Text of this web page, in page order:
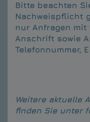
Bitte beachten
Nachweispflicht
nur Anfragen mit
Anschrift sowie
Telefonnummer,
Weitere aktuelle
finden Sie unter